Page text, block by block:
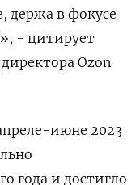
держа в фокусе
- цитирует
Ozon
июне 2023
года и достигло